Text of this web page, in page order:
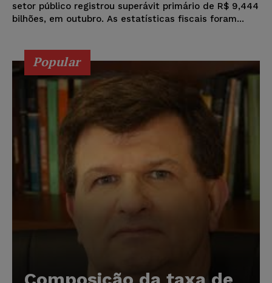
setor público registrou superávit primário de R$ 9,444
bilhões, em outubro. As estatísticas fiscais foram...
Popular